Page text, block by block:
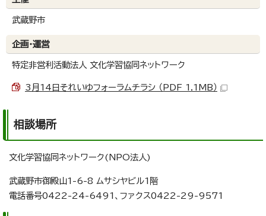
武蔵野市
企画・運営
特定非営利活動法人 文化学習協同ネットワーク
3月14日それいゆフォーラムチラシ （PDF 1.1MB）
相談場所
文化学習協同ネットワーク(NPO法人)
武蔵野市御殿山1-6-8 ムサシヤビル1階
電話番号0422-24-6491、ファクス0422-29-9571